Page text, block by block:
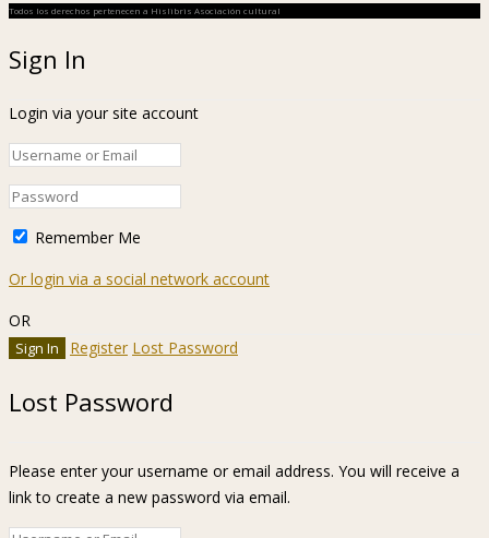
Todos los derechos pertenecen a Hislibris Asociación cultural
Sign In
Login via your site account
Remember Me
Or login via a social network account
OR
Register Lost Password
Lost Password
Please enter your username or email address. You will receive a
link to create a new password via email.